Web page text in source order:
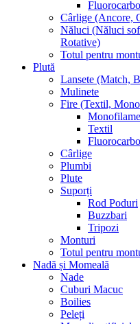
Cârlige (Ancore,
Năluci (Năluci
Rotative)
Totul pentru
Plută
Lansete (Match,
Mulinete
Fire (Textil,
Textil
Cârlige
Plumbi
Plute
Suporți
Rod Poduri
Buzzbari
Tripozi
Monturi
Totul pentru
Nadă și Momeală
Nade
Cuburi Macuc
Boilies
Peleți